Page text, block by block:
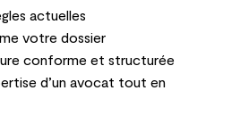
actuelles
votre dossier
conforme et structurée
d’un avocat tout en